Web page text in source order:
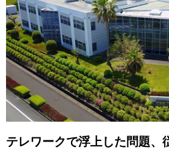
テレワークで浮上した問題、